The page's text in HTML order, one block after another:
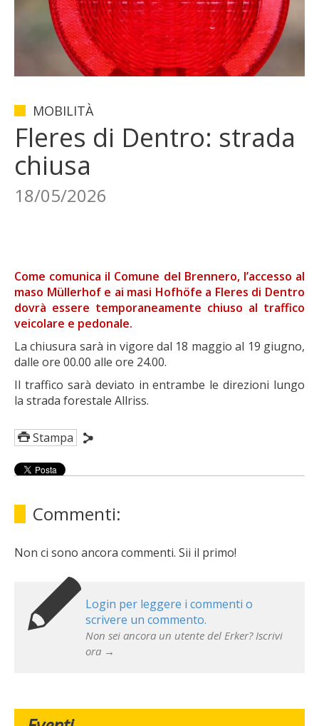
MOBILITÀ
Fleres di Dentro: strada
chiusa
18/05/2026
Come comunica il Comune del Brennero, l’accesso al
maso Müllerhof e ai masi Hofhöfe a Fleres di Dentro
dovrà essere temporaneamente chiuso al traffico
veicolare e pedonale.
La chiusura sarà in vigore dal 18 maggio al 19 giugno,
dalle ore 00.00 alle ore 24.00.
Il traffico sarà deviato in entrambe le direzioni lungo
la strada forestale Allriss.
Stampa
Commenti:
Non ci sono ancora commenti. Sii il primo!
Login per leggere i commenti o
scrivere un commento.
Non sei ancora un utente del Erker? Iscrivi
ora →